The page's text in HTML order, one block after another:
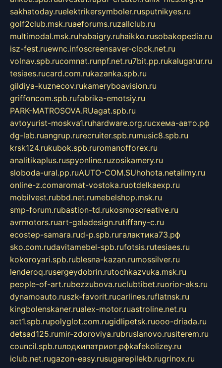
sakhatoday.ruelektrikersymboler.rusputnikyes.ru
golf2club.msk.ruaeforums.ruzallclub.ru
multimodal.msk.ruhabaigry.ruhaikko.rusobakopedia.ru
isz-fest.ruewnc.infoscreensaver-clock.net.ru
volnav.spb.rucomnat.runpf.net.ru7bit.pp.rukalugatur.ru
tesiaes.rucard.com.rukazanka.spb.ru
gildiya-kuznecov.rukameryboavision.ru
griffoncom.spb.rufabrika-emotsiy.ru
PARK-MATROSOVA.RUagat.spb.ru
avtoyurist-moskva1.ruhardware.org.ruсхема-авто.рф
dg-lab.ruangrup.rurecruiter.spb.rumusic8.spb.ru
krsk124.rukubok.spb.ruromanofforex.ru
analitikaplus.ruspyonline.ruzosikamery.ru
sloboda-ural.pp.ruAUTO-COM.SUhohota.netalimy.ru
online-z.comaromat-vostoka.ruotdelkaexp.ru
mobilvest.rubbd.net.rumebelshop.msk.ru
smp-forum.rubastion-td.rukosmoscreative.ru
avrmotors.ruart-galadesign.rutiffany-c.ru
ecostep-samara.rud-p.spb.ruгалактика73.рф
sko.com.rudavitamebel-spb.rufotsis.rutesiaes.ru
kokoroyari.spb.rublesna-kazan.rumossilver.ru
lenderoq.rusergeydobrin.rutochkazvuka.msk.ru
people-of-art.rubezzubova.ruclubtibet.ruorior-aks.ru
dynamoauto.ruszk-favorit.rucarlines.ruflatnsk.ru
kingbolenskaner.rualex-motor.ruastroline.net.ru
act1.spb.rupolyglot.com.rugidlipetsk.ruooo-driada.ru
detsad125.rumir-zdoroviya.rubruslanovo.rusiterem.ru
council.spb.ruлодкипатриот.рфkafekolizey.ru
iclub.net.rugazon-easy.rusugarepilekb.rugrinox.ru